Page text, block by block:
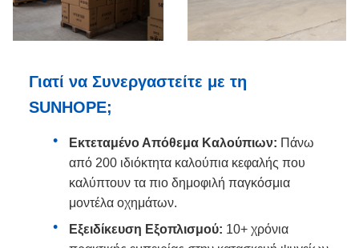
Γιατί να Συνεργαστείτε με τη
SUNHOPE;
Εκτεταμένο Απόθεμα Καλούπιων: Πάνω
από 200 ιδιόκτητα καλούπια κεφαλής που
καλύπτουν τα πιο δημοφιλή παγκόσμια
μοντέλα οχημάτων.
Εξειδίκευση Εξοπλισμού: 10+ χρόνια